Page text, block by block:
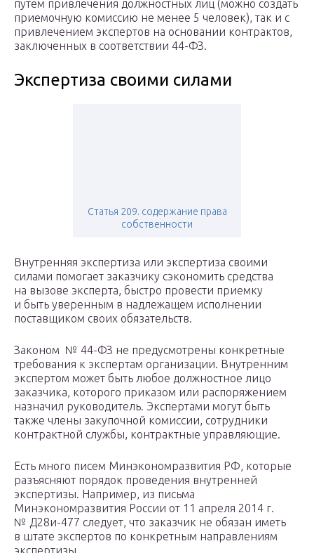
путем привлечения должностных лиц (можно создать
приемочную комиссию не менее 5 человек), так и с
привлечением экспертов на основании контрактов,
заключенных в соответствии 44-ФЗ.
Экспертиза своими силами
Статья 209. содержание права
собственности
Внутренняя экспертиза или экспертиза своими
силами помогает заказчику сэкономить средства
на вызове эксперта, быстро провести приемку
и быть уверенным в надлежащем исполнении
поставщиком своих обязательств.
Законом № 44-ФЗ не предусмотрены конкретные
требования к экспертам организации. Внутренним
экспертом может быть любое должностное лицо
заказчика, которого приказом или распоряжением
назначил руководитель. Экспертами могут быть
также члены закупочной комиссии, сотрудники
контрактной службы, контрактные управляющие.
Есть много писем Минэкономразвития РФ, которые
разъясняют порядок проведения внутренней
экспертизы. Например, из письма
Минэкономразвития России от 11 апреля 2014 г.
№ Д28и-477 следует, что заказчик не обязан иметь
в штате экспертов по конкретным направлениям
экспертизы.